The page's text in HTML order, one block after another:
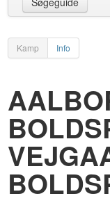
Kamp Info